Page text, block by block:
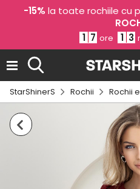
-15% la toate rochiile cu
1 7 ore 1 3
StarShinerS Rochii Rochii